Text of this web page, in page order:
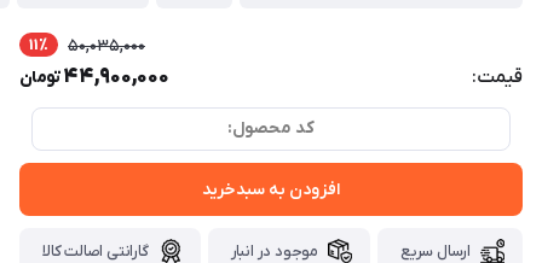
قیمت:
50,035,000 11٪
44,900,000تومان
کد محصول:
افزودن به سبدخرید
ارسال سریع موجود در انبار گارانتی اصالت کالا